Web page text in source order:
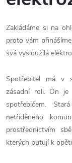
Zakládáme si na
proto vám
svá vysloužilá
Spotřebitel má v
zásadní roli. On
spotřebičem.
netříděného
prostřednictvím
kterých putují k